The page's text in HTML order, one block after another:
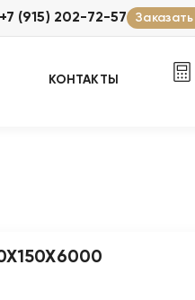
+7 (915) 202-72-57
КОНТАКТЫ